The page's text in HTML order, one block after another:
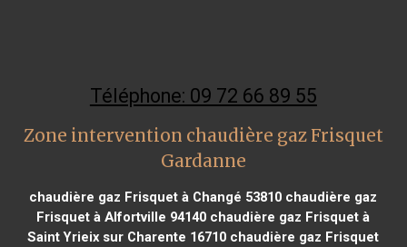
Téléphone: 09 72 66 89 55
Zone intervention chaudière gaz Frisquet
Gardanne
chaudière gaz Frisquet à Changé 53810 chaudière gaz
Frisquet à Alfortville 94140 chaudière gaz Frisquet à
Saint Yrieix sur Charente 16710 chaudière gaz Frisquet